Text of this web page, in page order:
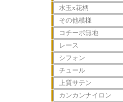
水玉x花柄
その他模様
コチーボ無地
レース
シフォン
チュール
上質サテン
カンカンナイロン